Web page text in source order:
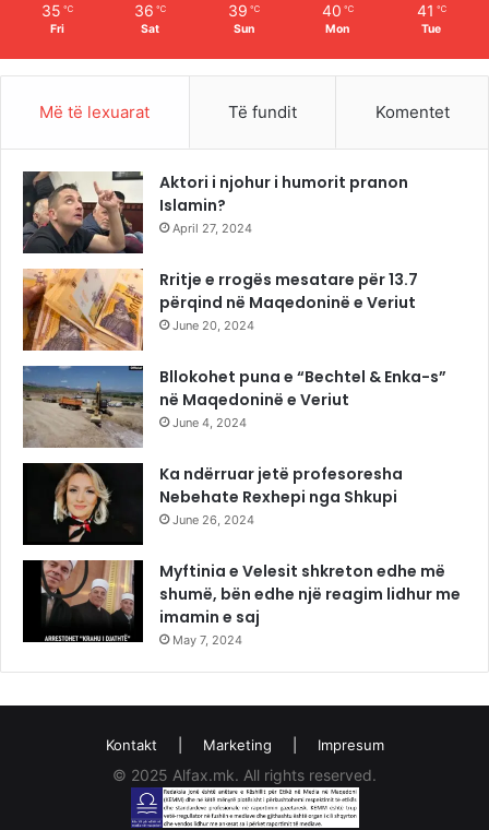
35 ℃
Fri
36 ℃
Sat
39 ℃
Sun
40 ℃
Mon
41 ℃
Tue
Më të lexuarat Të fundit Komentet
Aktori i njohur i humorit pranon
Islamin?
April 27, 2024
Rritje e rrogës mesatare për 13.7
përqind në Maqedoninë e Veriut
June 20, 2024
Bllokohet puna e “Bechtel & Enka-s”
në Maqedoninë e Veriut
June 4, 2024
Ka ndërruar jetë profesoresha
Nebehate Rexhepi nga Shkupi
June 26, 2024
Myftinia e Velesit shkreton edhe më
shumë, bën edhe një reagim lidhur me
imamin e saj
May 7, 2024
Kontakt Marketing Impresum
© 2025 Alfax.mk. All rights reserved.